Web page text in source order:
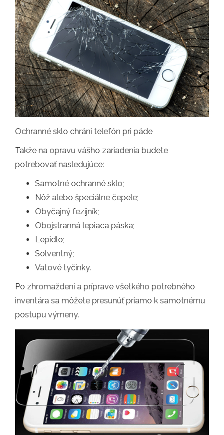
Ochranné sklo chráni telefón pri páde
Takže na opravu vášho zariadenia budete
potrebovať nasledujúce:
Samotné ochranné sklo;
Nôž alebo špeciálne čepele;
Obyčajný fezijník;
Obojstranná lepiaca páska;
Lepidlo;
Solventný;
Vatové tyčinky.
Po zhromaždení a príprave všetkého potrebného
inventára sa môžete presunúť priamo k samotnému
postupu výmeny.